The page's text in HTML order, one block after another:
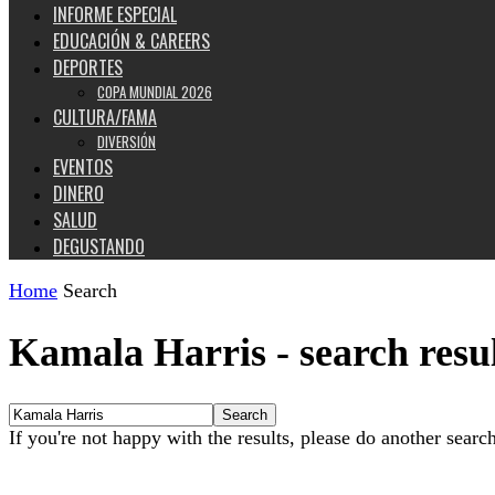
INFORME ESPECIAL
EDUCACIÓN & CAREERS
DEPORTES
COPA MUNDIAL 2026
CULTURA/FAMA
DIVERSIÓN
EVENTOS
DINERO
SALUD
DEGUSTANDO
Home Search
Kamala Harris - search
If you're not happy with the results, please do another